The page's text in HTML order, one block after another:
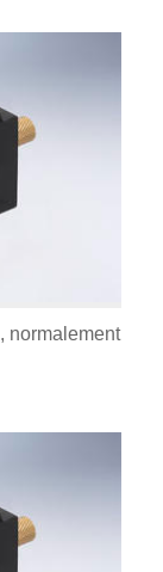
normalement